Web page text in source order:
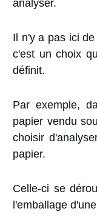
analyser.
Il n'y a pas ici
c'est un choix
définit.
Par exemple,
papier vendu
choisir
papier.
Celle-ci se
l'emballage